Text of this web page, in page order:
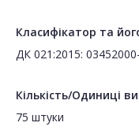
Класифікатор та
ДК 021:2015:
Кількість/Одиниці
75 штуки